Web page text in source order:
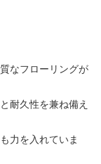
なフローリングが
耐久性を兼ね備え
力を入れていま